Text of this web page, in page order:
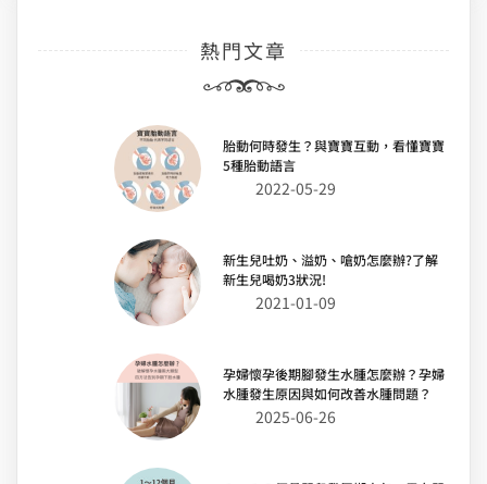
熱門文章
胎動何時發生？與寶寶互動，看懂寶寶
5種胎動語言
2022-05-29
新生兒吐奶、溢奶、嗆奶怎麼辦?了解
新生兒喝奶3狀況!
2021-01-09
孕婦懷孕後期腳發生水腫怎麼辦？孕婦
水腫發生原因與如何改善水腫問題？
2025-06-26